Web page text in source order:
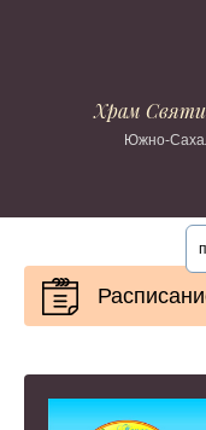
Храм
Южно-